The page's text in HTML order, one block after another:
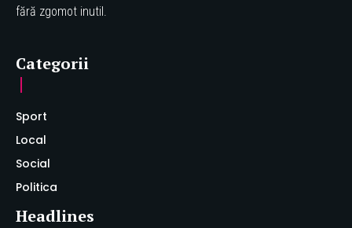
fără zgomot inutil.
Categorii
Sport
Local
Social
Politica
Headlines